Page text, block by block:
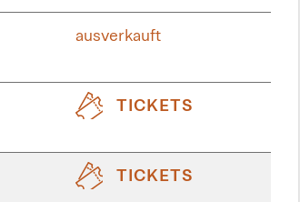
ausverkauft
TICKETS
TICKETS